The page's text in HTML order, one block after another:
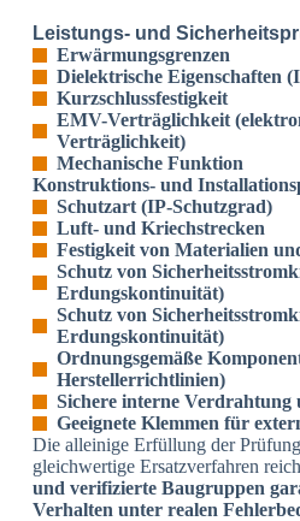
Leistungs- und
Erwärmungsgrenzen
Dielektrische Eigenschaften
Kurzschlussfestigkeit
EMV-Verträglichkeit
Verträglichkeit)
Mechanische Funktion
Konstruktions- und
Schutzart (IP-Schutzgrad)
Luft- und Kriechstrecken
Festigkeit von Materialien
Schutz von
Erdungskontinuität)
Schutz von
Erdungskontinuität)
Ordnungsgemäße
Herstellerrichtlinien)
Sichere interne Verdrahtung
Geeignete Klemmen für
Die alleinige Erfüllung der
gleichwertige Ersatzverfahren
und verifizierte Baugruppen
Verhalten unter realen